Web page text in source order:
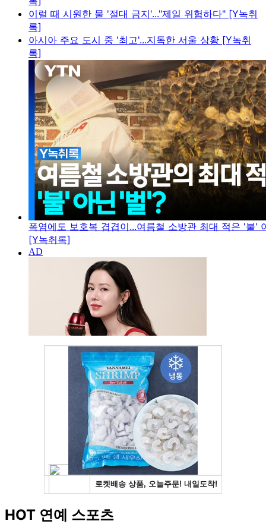
이럴 때 시원한 물 '절대 금지'..."제일 위험하다" [Y녹취
록]
아시아 주요 도시 중 '최고'...지독한 서울 상황 [Y녹취
록]
폭염에도 보호복 겹겹이...여름철 소방관 최대 적은 '불'
[Y녹취록]
HOT 연예 스포츠